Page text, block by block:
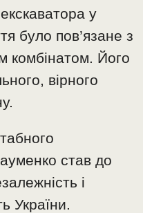
у
було пов’язане з
комбінатом. Його
вірного
став до
і
України.